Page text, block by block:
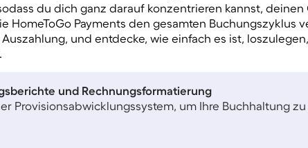
du dich ganz darauf konzentrieren kannst, deinen
HomeToGo Payments den gesamten Buchungszyklus
und entdecke, wie einfach es ist,
und Rechnungsformatierung
Provisionsabwicklungssystem, um Ihre Buchhaltung